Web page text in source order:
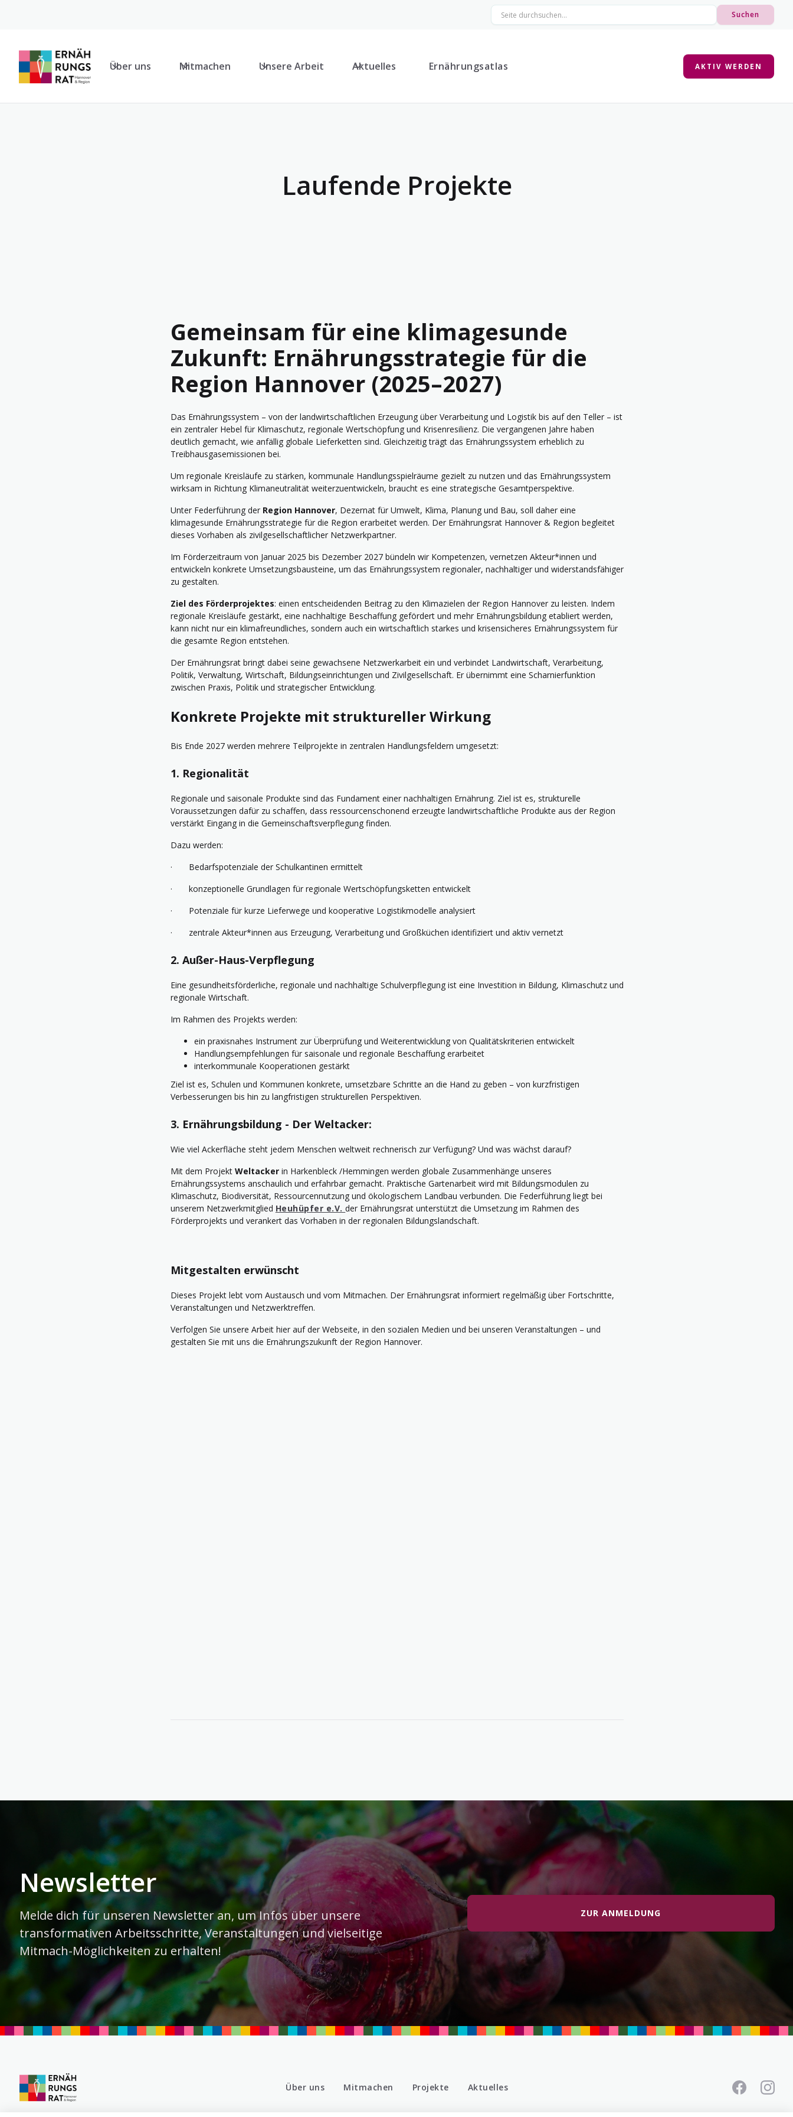
Über uns Mitmachen Unsere Arbeit Aktuelles Ernährungsatlas AKTIV WERDEN
Laufende Projekte
Gemeinsam für eine klimagesunde
Zukunft: Ernährungsstrategie für die
Region Hannover (2025–2027)
Das Ernährungssystem – von der landwirtschaftlichen Erzeugung über Verarbeitung und Logistik bis auf den Teller – ist
ein zentraler Hebel für Klimaschutz, regionale Wertschöpfung und Krisenresilienz. Die vergangenen Jahre haben
deutlich gemacht, wie anfällig globale Lieferketten sind. Gleichzeitig trägt das Ernährungssystem erheblich zu
Treibhausgasemissionen bei.
Um regionale Kreisläufe zu stärken, kommunale Handlungsspielräume gezielt zu nutzen und das Ernährungssystem
wirksam in Richtung Klimaneutralität weiterzuentwickeln, braucht es eine strategische Gesamtperspektive.
Unter Federführung der Region Hannover, Dezernat für Umwelt, Klima, Planung und Bau, soll daher eine
klimagesunde Ernährungsstrategie für die Region erarbeitet werden. Der Ernährungsrat Hannover & Region begleitet
dieses Vorhaben als zivilgesellschaftlicher Netzwerkpartner.
Im Förderzeitraum von Januar 2025 bis Dezember 2027 bündeln wir Kompetenzen, vernetzen Akteur*innen und
entwickeln konkrete Umsetzungsbausteine, um das Ernährungssystem regionaler, nachhaltiger und widerstandsfähiger
zu gestalten.
Ziel des Förderprojektes: einen entscheidenden Beitrag zu den Klimazielen der Region Hannover zu leisten. Indem
regionale Kreisläufe gestärkt, eine nachhaltige Beschaffung gefördert und mehr Ernährungsbildung etabliert werden,
kann nicht nur ein klimafreundliches, sondern auch ein wirtschaftlich starkes und krisensicheres Ernährungssystem für
die gesamte Region entstehen.
Der Ernährungsrat bringt dabei seine gewachsene Netzwerkarbeit ein und verbindet Landwirtschaft, Verarbeitung,
Politik, Verwaltung, Wirtschaft, Bildungseinrichtungen und Zivilgesellschaft. Er übernimmt eine Scharnierfunktion
zwischen Praxis, Politik und strategischer Entwicklung.
Konkrete Projekte mit struktureller Wirkung
Bis Ende 2027 werden mehrere Teilprojekte in zentralen Handlungsfeldern umgesetzt:
1. Regionalität
Regionale und saisonale Produkte sind das Fundament einer nachhaltigen Ernährung. Ziel ist es, strukturelle
Voraussetzungen dafür zu schaffen, dass ressourcenschonend erzeugte landwirtschaftliche Produkte aus der Region
verstärkt Eingang in die Gemeinschaftsverpflegung finden.
Dazu werden:
· Bedarfspotenziale der Schulkantinen ermittelt
· konzeptionelle Grundlagen für regionale Wertschöpfungsketten entwickelt
· Potenziale für kurze Lieferwege und kooperative Logistikmodelle analysiert
· zentrale Akteur*innen aus Erzeugung, Verarbeitung und Großküchen identifiziert und aktiv vernetzt
2. Außer-Haus-Verpflegung
Eine gesundheitsförderliche, regionale und nachhaltige Schulverpflegung ist eine Investition in Bildung, Klimaschutz und
regionale Wirtschaft.
Im Rahmen des Projekts werden:
ein praxisnahes Instrument zur Überprüfung und Weiterentwicklung von Qualitätskriterien entwickelt
Handlungsempfehlungen für saisonale und regionale Beschaffung erarbeitet
interkommunale Kooperationen gestärkt
Ziel ist es, Schulen und Kommunen konkrete, umsetzbare Schritte an die Hand zu geben – von kurzfristigen
Verbesserungen bis hin zu langfristigen strukturellen Perspektiven.
3. Ernährungsbildung - Der Weltacker:
Wie viel Ackerfläche steht jedem Menschen weltweit rechnerisch zur Verfügung? Und was wächst darauf?
Mit dem Projekt Weltackerin Harkenbleck /Hemmingen werden globale Zusammenhänge unseres
Ernährungssystems anschaulich und erfahrbar gemacht. Praktische Gartenarbeit wird mit Bildungsmodulen zu
Klimaschutz, Biodiversität, Ressourcennutzung und ökologischem Landbau verbunden. Die Federführung liegt bei
unserem Netzwerkmitglied Heuhüpfer e.V.der Ernährungsrat unterstützt die Umsetzung im Rahmen des
Förderprojekts und verankert das Vorhaben in der regionalen Bildungslandschaft.
Mitgestalten erwünscht
Dieses Projekt lebt vom Austausch und vom Mitmachen. Der Ernährungsrat informiert regelmäßig über Fortschritte,
Veranstaltungen und Netzwerktreffen.
Verfolgen Sie unsere Arbeit hier auf der Webseite, in den sozialen Medien und bei unseren Veranstaltungen – und
gestalten Sie mit uns die Ernährungszukunft der Region Hannover.
Newsletter
Melde dich für unseren Newsletter an, um Infos über unsere
transformativen Arbeitsschritte, Veranstaltungen und vielseitige
Mitmach-Möglichkeiten zu erhalten!
ZUR ANMELDUNG
Über uns Mitmachen Projekte Aktuelles